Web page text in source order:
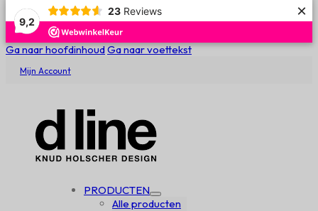
9,2
23 Reviews ×
Ga naar hoofdinhoudGa naar voettekst
Mijn Account
PRODUCTEN
Alle producten